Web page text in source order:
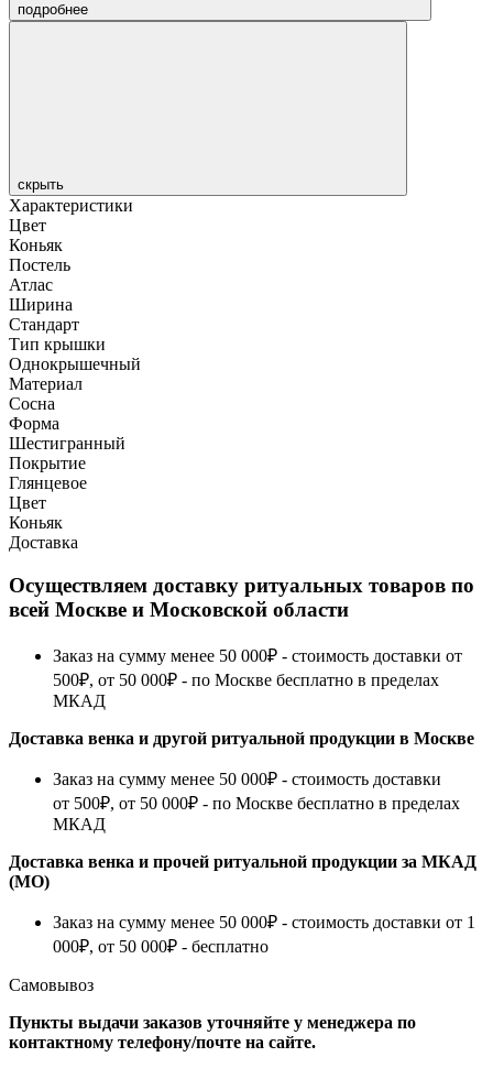
подробнее
скрыть
Характеристики
Цвет
Коньяк
Постель
Атлас
Ширина
Стандарт
Тип крышки
Однокрышечный
Материал
Сосна
Форма
Шестигранный
Покрытие
Глянцевое
Цвет
Коньяк
Доставка
Осуществляем доставку ритуальных товаров по
всей Москве и Московской области
Заказ на сумму менее 50 000₽ - стоимость доставки от
500₽, от 50 000₽ - по Москве бесплатно в пределах
МКАД
Доставка венка и другой ритуальной продукции в Москве
Заказ на сумму менее 50 000₽ - стоимость доставки
от 500₽, от 50 000₽ - по Москве бесплатно в пределах
МКАД
Доставка венка и прочей ритуальной продукции за МКАД
(МО)
Заказ на сумму менее 50 000₽ - стоимость доставки от 1
000₽, от 50 000₽ - бесплатно
Самовывоз
Пункты выдачи заказов уточняйте у менеджера по
контактному телефону/почте на сайте.